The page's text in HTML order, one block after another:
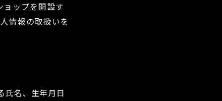
ップを開設す
情報の取扱いを
氏名、生年月日